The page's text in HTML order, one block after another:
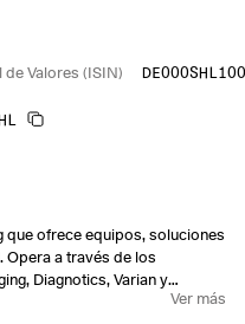
que ofrece equipos, soluciones
Opera a través de los
Diagnotics, Varian y
proporciona productos,
Ver más
Valores (ISIN)